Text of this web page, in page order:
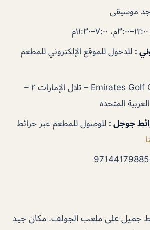
موسيقى
: للدخول للموقع الإلكتروني للمطعم
Emirates Golf Club – تلال الإمارات ٢ –
المتحدة
جوجل : للوصول للمطعم عبر خرائط
جميل على ملعب الجولف. مكان جيد